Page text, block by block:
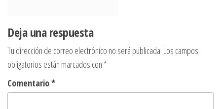
Deja una respuesta
Tu dirección de correo electrónico no será publicada. Los campos
obligatorios están marcados con *
Comentario*